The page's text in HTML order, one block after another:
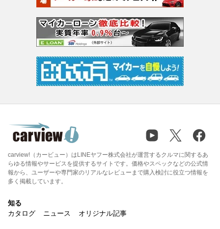
carview!（カービュー）はLINEヤフー株式会社が運営するクルマに関するあ
らゆる情報やサービスを提供するサイトです。価格やスペックなどの公式情
報から、ユーザーや専門家のリアルなレビューまで購入検討に役立つ情報を
多く掲載しています。
知る
カタログ
ニュース オリジナル記事